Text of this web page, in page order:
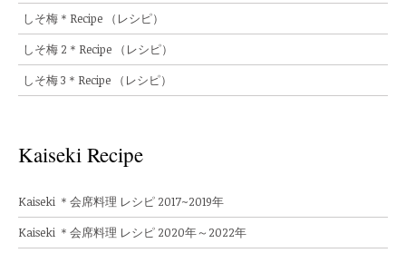
しそ梅＊Recipe （レシピ）
しそ梅 2＊Recipe （レシピ）
しそ梅 3＊Recipe （レシピ）
Kaiseki Recipe
Kaiseki ＊会席料理 レシピ 2017~2019年
Kaiseki ＊会席料理 レシピ 2020年～2022年